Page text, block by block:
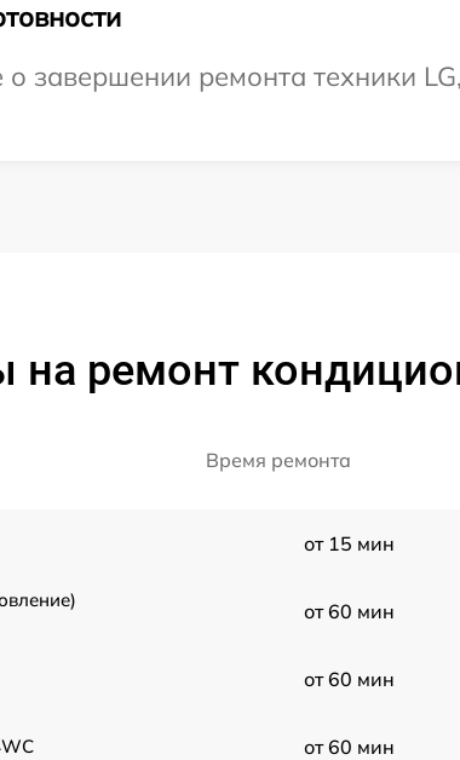
завершении ремонта техники
на ремонт
Время ремонта
от 15 мин
от 60 мин
от 60 мин
от 60 мин